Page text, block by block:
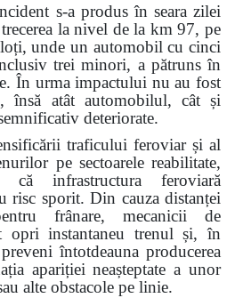
s-a produs în seara zilei
la nivel de la km 97, pe
unde un automobil cu cinci
trei minori, a pătruns în
În urma impactului nu au fost
însă atât automobilul, cât și
deteriorate.
traficului feroviar și al
pe sectoarele reabilitate,
că infrastructura feroviară
risc sporit. Din cauza distanței
frânare, mecanicii de
opri instantaneu trenul și, în
întotdeauna producerea
apariției neașteptate a unor
alte obstacole pe linie.